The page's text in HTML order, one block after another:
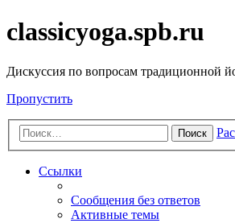
classicyoga.spb.ru
Дискуссия по вопросам традиционной
Пропустить
Поиск
Ссылки
Сообщения без ответов
Активные темы